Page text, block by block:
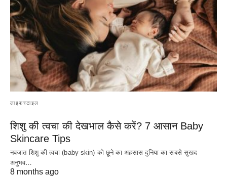
लाइफस्टाइल
शिशु की त्वचा की देखभाल कैसे करें? 7 आसान Baby
Skincare Tips
नवजात शिशु की त्वचा (baby skin) को छूने का अहसास दुनिया का सबसे सुखद
अनुभव…
8 months ago